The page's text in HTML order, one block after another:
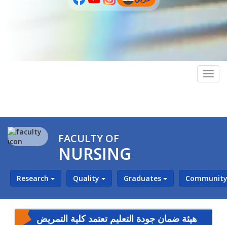
PLUS
FACULTY OF
NURSING
Research Quality Graduates
هيئة ضمان جودة التعليم تعتمد كلية التمريض